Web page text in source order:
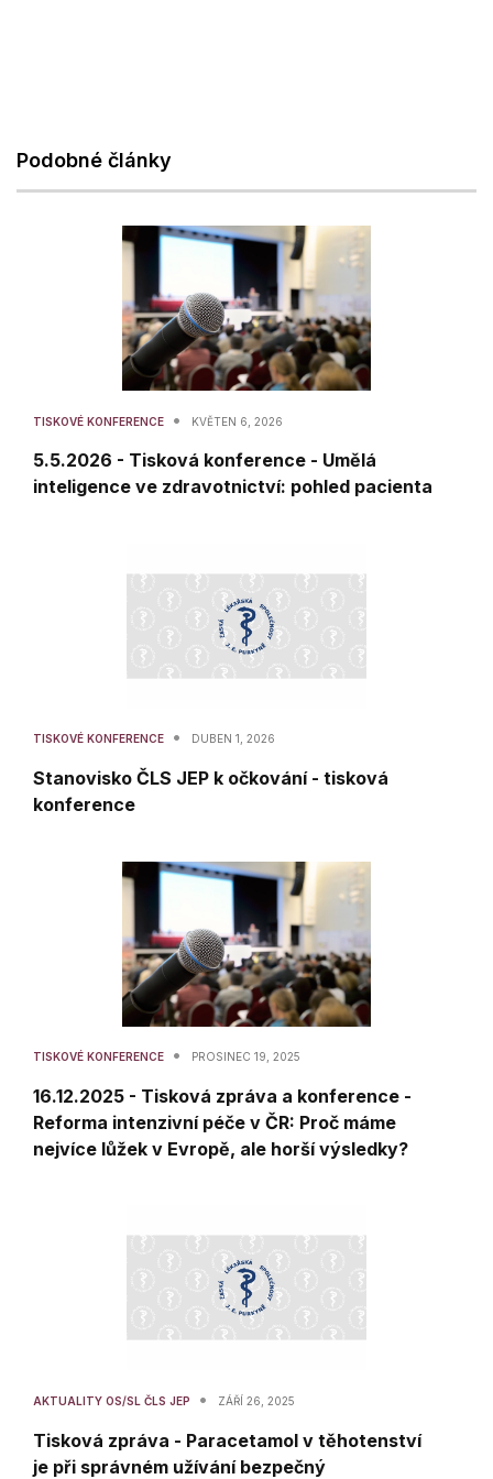
Podobné články
TISKOVÉ KONFERENCE • KVĚTEN 6, 2026
5.5.2026 - Tisková konference - Umělá
inteligence ve zdravotnictví: pohled pacienta
TISKOVÉ KONFERENCE • DUBEN 1, 2026
Stanovisko ČLS JEP k očkování - tisková
konference
TISKOVÉ KONFERENCE • PROSINEC 19, 2025
16.12.2025 - Tisková zpráva a konference -
Reforma intenzivní péče v ČR: Proč máme
nejvíce lůžek v Evropě, ale horší výsledky?
AKTUALITY OS/SL ČLS JEP • ZÁŘÍ 26, 2025
Tisková zpráva - Paracetamol v těhotenství
je při správném užívání bezpečný